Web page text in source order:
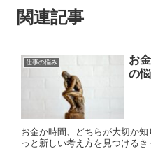
関連記事
仕事の悩み
お
の
お金か時間、どちらが大切か
っと新しい考え方を見つけるき